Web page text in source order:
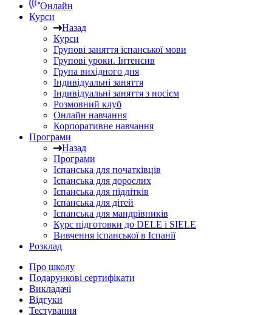
Онлайн
Курси
Назад
Курси
Групові заняття іспанської мови
Групові уроки. Інтенсив
Група вихідного дня
Індивідуальні заняття
Індивідуальні заняття з носієм
Розмовний клуб
Онлайн навчання
Корпоративне навчання
Програми
Назад
Програми
Іспанська для початківців
Іспанська для дорослих
Іспанська для підлітків
Іспанська для дітей
Іспанська для мандрівників
Курс підготовки до DELE і SIELE
Вивчення іспанської в Іспанії
Розклад
Про школу
Подарункові сертифікати
Викладачі
Відгуки
Тестування